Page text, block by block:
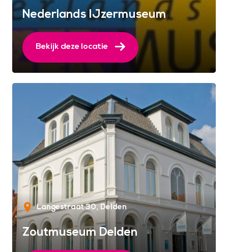
Nederlands IJzermuseum
Bekijk deze locatie
Langestraat 30 Delden
Zoutmuseum Delden